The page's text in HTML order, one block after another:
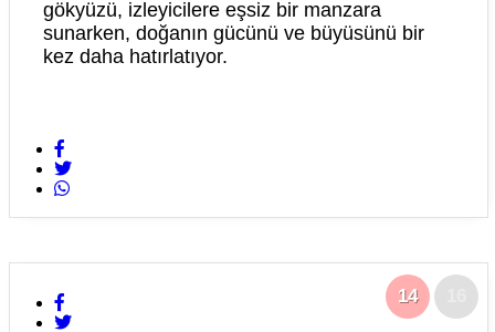
gökyüzü, izleyicilere eşsiz bir manzara
sunarken, doğanın gücünü ve büyüsünü bir
kez daha hatırlatıyor.
14